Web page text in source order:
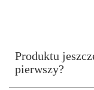
Produktu
pierwszy?